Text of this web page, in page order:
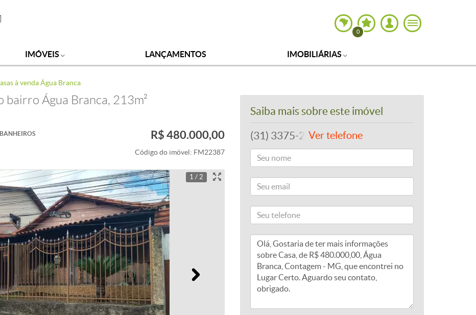
0
IMÓVEIS LANÇAMENTOS IMOBILIÁRIAS
à venda Água Branca
bairro Água Branca, 213m²
BANHEIROS R$ 480.000,00
Código do imóvel: FM22387
1 / 2
Saiba mais sobre este imóvel
(31) 3375-2022Ver telefone